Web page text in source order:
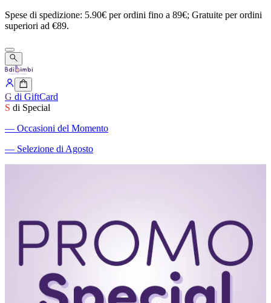
Spese di spedizione: 5.90€ perordini fino a 89€; Gratuite perordini
superiori ad €89.
G di GiftCard
S di Special
― Occasioni del Momento
― Selezione di Agosto